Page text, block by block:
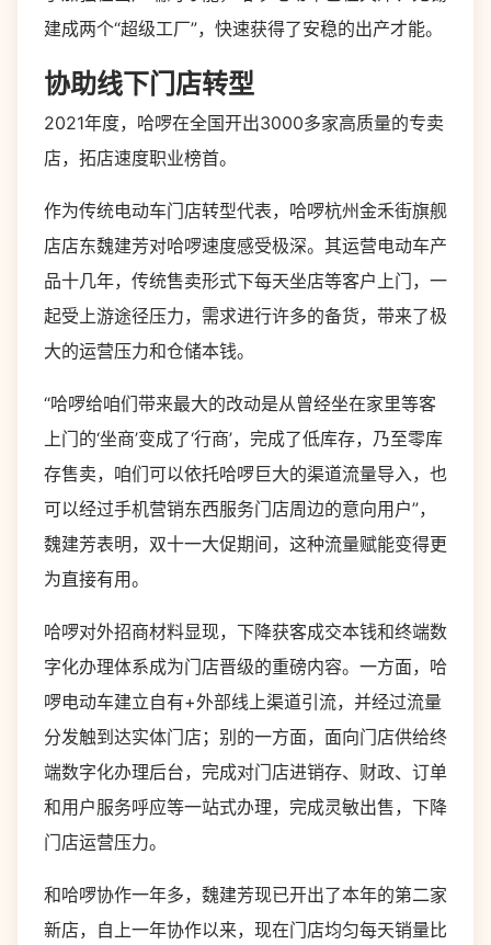
建成两个“超级工厂”，快速获得了安稳的出产才能。
协助线下门店转型
2021年度，哈啰在全国开出3000多家高质量的专卖
店，拓店速度职业榜首。
作为传统电动车门店转型代表，哈啰杭州金禾街旗舰
店店东魏建芳对哈啰速度感受极深。其运营电动车产
品十几年，传统售卖形式下每天坐店等客户上门，一
起受上游途径压力，需求进行许多的备货，带来了极
大的运营压力和仓储本钱。
“哈啰给咱们带来最大的改动是从曾经坐在家里等客
上门的‘坐商’变成了‘行商’，完成了低库存，乃至零库
存售卖，咱们可以依托哈啰巨大的渠道流量导入，也
可以经过手机营销东西服务门店周边的意向用户”，
魏建芳表明，双十一大促期间，这种流量赋能变得更
为直接有用。
哈啰对外招商材料显现，下降获客成交本钱和终端数
字化办理体系成为门店晋级的重磅内容。一方面，哈
啰电动车建立自有+外部线上渠道引流，并经过流量
分发触到达实体门店；别的一方面，面向门店供给终
端数字化办理后台，完成对门店进销存、财政、订单
和用户服务呼应等一站式办理，完成灵敏出售，下降
门店运营压力。
和哈啰协作一年多，魏建芳现已开出了本年的第二家
新店，自上一年协作以来，现在门店均匀每天销量比